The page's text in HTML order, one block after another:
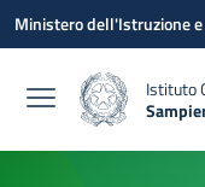
Vai ai contenuti
Vai al menu di
Vai al footer
Ministero dell'Istruzione
Istituto